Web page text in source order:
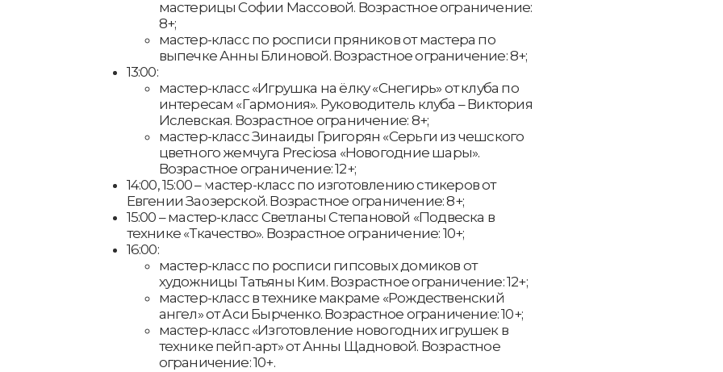
мастерицы Софии Массовой. Возрастное ограничение:
8+;
мастер-класс по росписи пряников от мастера по
выпечке Анны Блиновой. Возрастное ограничение: 8+;
13:00:
мастер-класс «Игрушка на ёлку «Снегирь» от клуба по
интересам «Гармония». Руководитель клуба – Виктория
Ислевская. Возрастное ограничение: 8+;
мастер-класс Зинаиды Григорян «Серьги из чешского
цветного жемчуга Preciosa «Новогодние шары».
Возрастное ограничение: 12+;
14:00, 15:00 – мастер-класс по изготовлению стикеров от
Евгении Заозерской. Возрастное ограничение: 8+;
15:00 – мастер-класс Светланы Степановой «Подвеска в
технике «Ткачество». Возрастное ограничение: 10+;
16:00:
мастер-класс по росписи гипсовых домиков от
художницы Татьяны Ким. Возрастное ограничение: 12+;
мастер-класс в технике макраме «Рождественский
ангел» от Аси Бырченко. Возрастное ограничение: 10+;
мастер-класс «Изготовление новогодних игрушек в
технике пейп-арт» от Анны Щадновой. Возрастное
ограничение: 10+.